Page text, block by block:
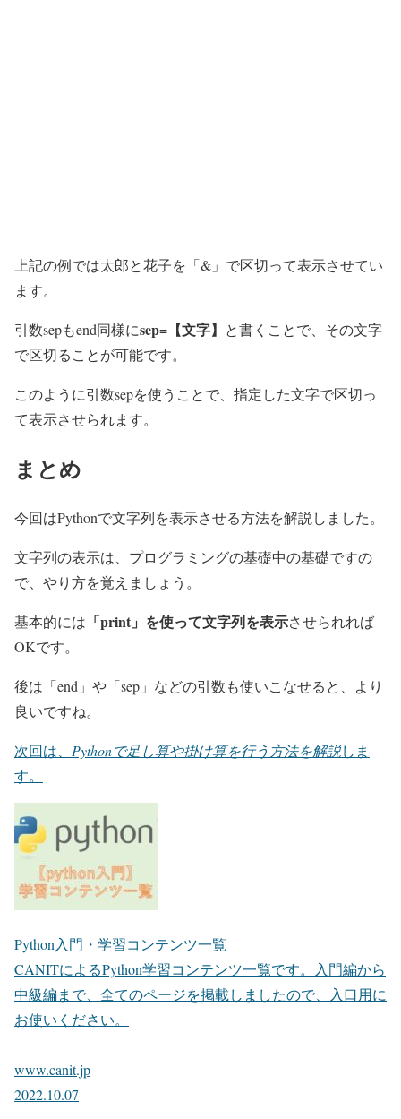
上記の例では太郎と花子を「&」で区切って表示させてい
ます。
引数sepもend同様にsep=【文字】 と書くことで、その文字
で区切ることが可能です。
このように引数sepを使うことで、指定した文字で区切っ
て表示させられます。
まとめ
今回はPythonで文字列を表示させる方法を解説しました。
文字列の表示は、プログラミングの基礎中の基礎ですの
で、やり方を覚えましょう。
基本的には 「print」を使って文字列を表示させられれば
OKです。
後は「end」や「sep」などの引数も使いこなせると、より
良いですね。
次回は、 Pythonで足し算や掛け算を行う方法を解説しま
す。
Python入門・学習コンテンツ一覧
CANITによるPython学習コンテンツ一覧です。入門編から
中級編まで、全てのページを掲載しましたので、入口用に
お使いください。
www.canit.jp
2022.10.07